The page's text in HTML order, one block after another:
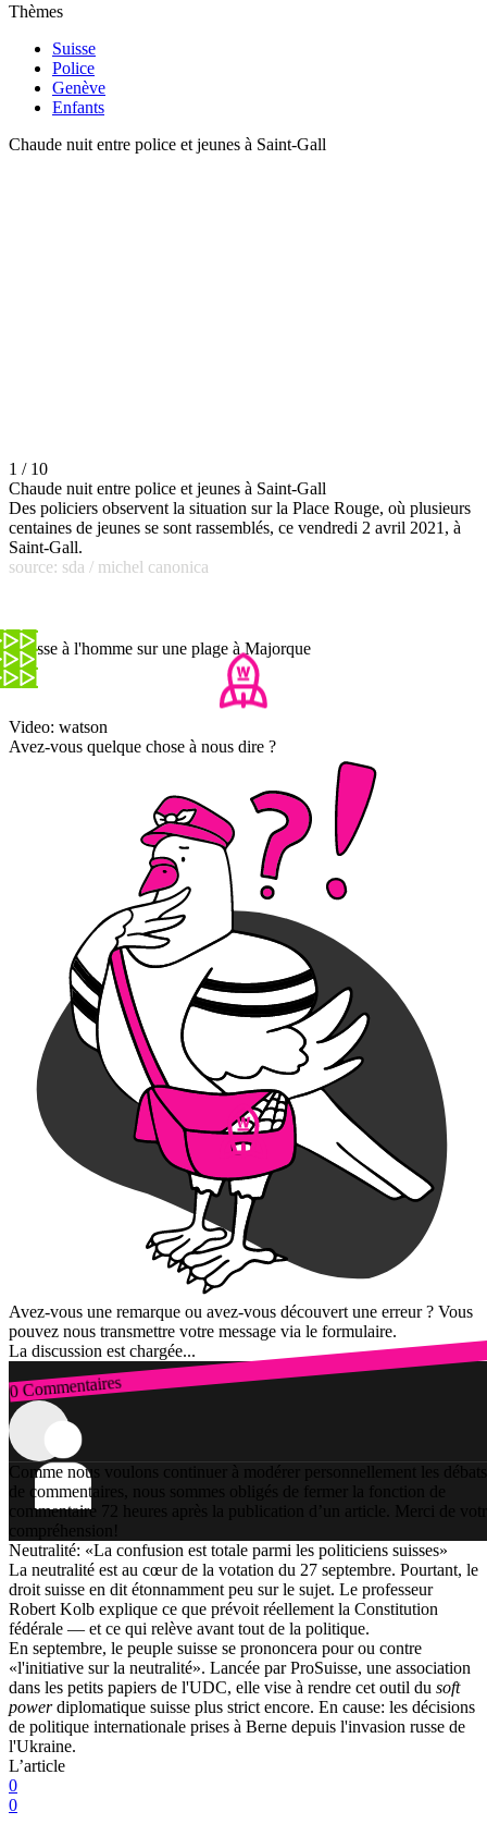
Thèmes
Suisse
Police
Genève
Enfants
Chaude nuit entre police et jeunes à Saint-Gall
1 / 10
Chaude nuit entre police et jeunes à Saint-Gall
Des policiers observent la situation sur la Place Rouge, où plusieurs
centaines de jeunes se sont rassemblés, ce vendredi 2 avril 2021, à
Saint-Gall.
source: sda / michel canonica
Chasse à l'homme sur une plage à Majorque
Video: watson
Avez-vous quelque chose à nous dire ?
Avez-vous une remarque ou avez-vous découvert une erreur ? Vous
pouvez nous transmettre votre message via le formulaire.
La discussion est chargée...
0 Commentaires
Connexion
Comme nous voulons continuer à modérer personnellement les débats
de commentaires, nous sommes obligés de fermer la fonction de
commentaire 72 heures après la publication d’un article. Merci de
compréhension!
Neutralité: «La confusion est totale parmi les politiciens suisses»
La neutralité est au cœur de la votation du 27 septembre. Pourtant, le
droit suisse en dit étonnamment peu sur le sujet. Le professeur
Robert Kolb explique ce que prévoit réellement la Constitution
fédérale — et ce qui relève avant tout de la politique.
En septembre, le peuple suisse se prononcera pour ou contre
«l'initiative sur la neutralité». Lancée par ProSuisse, une association
dans les petits papiers de l'UDC, elle vise à rendre cet outil du soft
powerdiplomatique suisse plus strict encore. En cause: les décisions
de politique internationale prises à Berne depuis l'invasion russe de
l'Ukraine.
L’article
0
0